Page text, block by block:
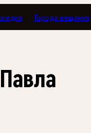
Города вещания